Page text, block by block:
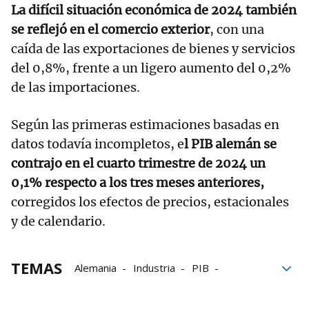
La difícil situación económica de 2024 también
se reflejó en el comercio exterior, con una
caída de las exportaciones de bienes y servicios
del 0,8%, frente a un ligero aumento del 0,2%
de las importaciones.
Según las primeras estimaciones basadas en
datos todavía incompletos, el PIB alemán se
contrajo en el cuarto trimestre de 2024 un
0,1% respecto a los tres meses anteriores,
corregidos los efectos de precios, estacionales
y de calendario.
TEMAS Alemania Industria
PIB